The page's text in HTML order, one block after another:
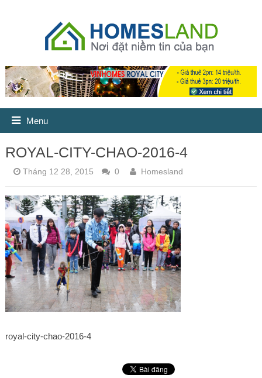
Menu
ROYAL-CITY-CHAO-2016-4
Tháng 12 28, 2015 0 Homesland
royal-city-chao-2016-4